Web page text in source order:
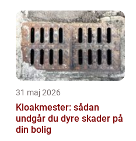
31 maj 2026
Kloakmester: sådan
undgår du dyre skader på
din bolig